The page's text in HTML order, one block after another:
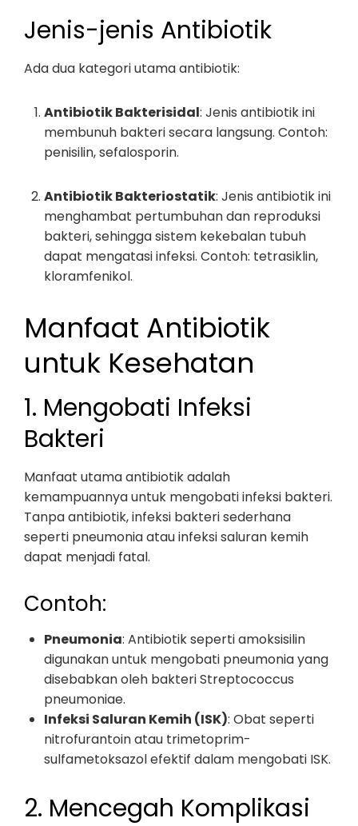
Jenis-jenis Antibiotik
Ada dua kategori utama antibiotik:
Antibiotik Bakterisidal: Jenis antibiotik ini
membunuh bakteri secara langsung. Contoh:
penisilin, sefalosporin.
Antibiotik Bakteriostatik: Jenis antibiotik ini
menghambat pertumbuhan dan reproduksi
bakteri, sehingga sistem kekebalan tubuh
dapat mengatasi infeksi. Contoh: tetrasiklin,
kloramfenikol.
Manfaat Antibiotik
untuk Kesehatan
1. Mengobati Infeksi
Bakteri
Manfaat utama antibiotik adalah
kemampuannya untuk mengobati infeksi bakteri.
Tanpa antibiotik, infeksi bakteri sederhana
seperti pneumonia atau infeksi saluran kemih
dapat menjadi fatal.
Contoh:
Pneumonia: Antibiotik seperti amoksisilin
digunakan untuk mengobati pneumonia yang
disebabkan oleh bakteri Streptococcus
pneumoniae.
Infeksi Saluran Kemih (ISK): Obat seperti
nitrofurantoin atau trimetoprim-
sulfametoksazol efektif dalam mengobati ISK.
2. Mencegah Komplikasi